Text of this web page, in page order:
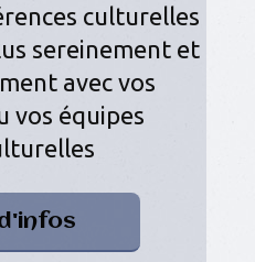
culturelles
sereinement et
avec vos
vos équipes